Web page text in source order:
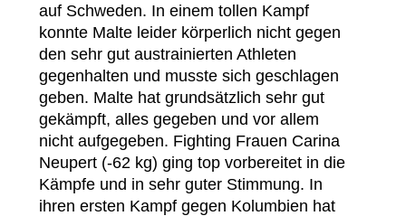
auf Schweden. In einem tollen Kampf
konnte Malte leider körperlich nicht gegen
den sehr gut austrainierten Athleten
gegenhalten und musste sich geschlagen
geben. Malte hat grundsätzlich sehr gut
gekämpft, alles gegeben und vor allem
nicht aufgegeben. Fighting Frauen Carina
Neupert (-62 kg) ging top vorbereitet in die
Kämpfe und in sehr guter Stimmung. In
ihren ersten Kampf gegen Kolumbien hat